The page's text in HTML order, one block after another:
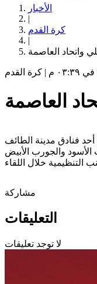
الأخبار
|
كرة القدم
|
واتحاد العاصمة
| كرة القدم
العاصمة
مشاركة
التعليقات
لا توجد تعليقات